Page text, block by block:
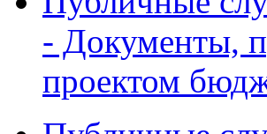
- Документы,
проектом